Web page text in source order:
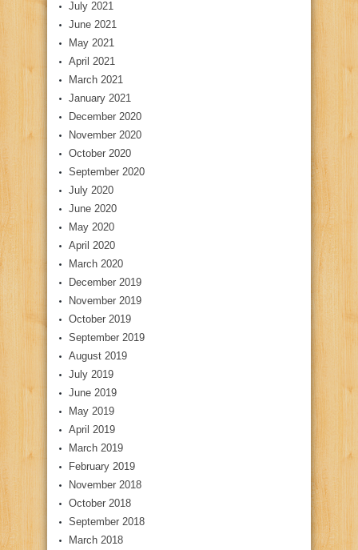
July 2021
June 2021
May 2021
April 2021
March 2021
January 2021
December 2020
November 2020
October 2020
September 2020
July 2020
June 2020
May 2020
April 2020
March 2020
December 2019
November 2019
October 2019
September 2019
August 2019
July 2019
June 2019
May 2019
April 2019
March 2019
February 2019
November 2018
October 2018
September 2018
March 2018